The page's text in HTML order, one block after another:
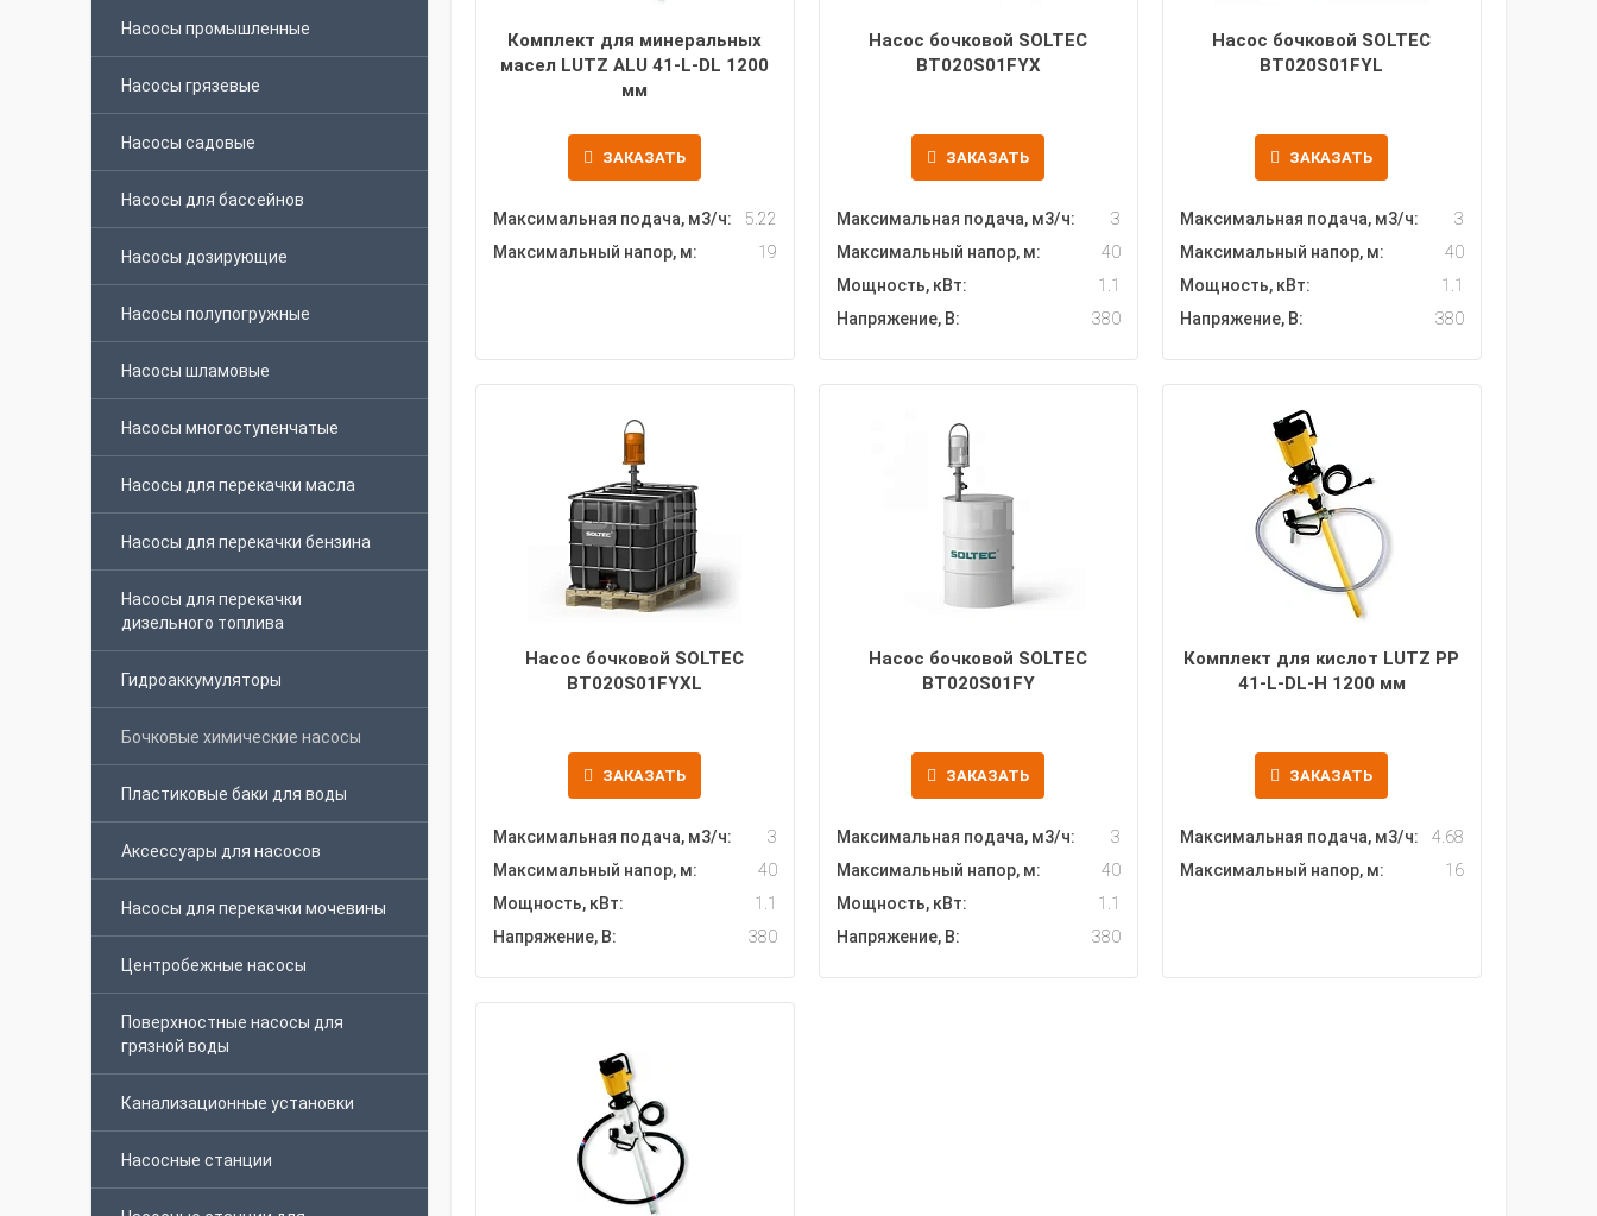
Насосы промышленные
Насосы грязевые
Насосы садовые
Насосы для бассейнов
Насосы дозирующие
Насосы полупогружные
Насосы шламовые
Насосы многоступенчатые
Насосы для перекачки масла
Насосы для перекачки бензина
Насосы для перекачки
дизельного топлива
Гидроаккумуляторы
Бочковые химические насосы
Пластиковые баки для воды
Аксессуары для насосов
Насосы для перекачки мочевины
Центробежные насосы
Поверхностные насосы для
грязной воды
Канализационные установки
Насосные станции
Комплект для минеральных
масел LUTZ ALU 41-L-DL 1200
мм
ЗАКАЗАТЬ
Максимальная подача, м3/ч:
5.22
Максимальный напор, м:
19
Насос бочковой SOLTEC
BT020S01FYX
ЗАКАЗАТЬ
Максимальная подача, м3/ч:
3
Максимальный напор, м:
40
Мощность, кВт:
1.1
Напряжение, В:
380
Насос бочковой SOLTEC
BT020S01FYL
ЗАКАЗАТЬ
Максимальная подача, м3/ч:
3
Максимальный напор, м:
40
Мощность, кВт:
1.1
Напряжение, В:
380
Насос бочковой SOLTEC
BT020S01FYXL
ЗАКАЗАТЬ
Максимальная подача, м3/ч:
3
Максимальный напор, м:
40
Мощность, кВт:
1.1
Напряжение, В:
380
Насос бочковой SOLTEC
BT020S01FY
ЗАКАЗАТЬ
Максимальная подача, м3/ч:
3
Максимальный напор, м:
40
Мощность, кВт:
1.1
Напряжение, В:
380
Комплект для кислот LUTZ PP
41-L-DL-H 1200 мм
ЗАКАЗАТЬ
Максимальная подача, м3/ч:
4.68
Максимальный напор, м:
16